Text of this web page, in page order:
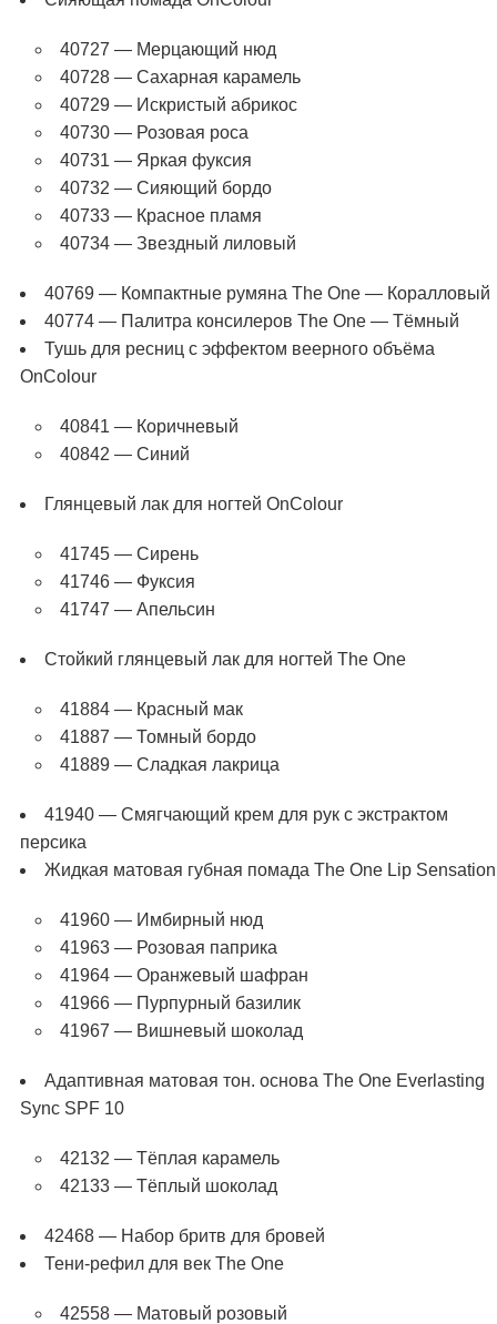
40727 — Мерцающий нюд
40728 — Сахарная карамель
40729 — Искристый абрикос
40730 — Розовая роса
40731 — Яркая фуксия
40732 — Сияющий бордо
40733 — Красное пламя
40734 — Звездный лиловый
40769 — Компактные румяна The One — Коралловый
40774 — Палитра консилеров The One — Тёмный
Тушь для ресниц с эффектом веерного объёма
OnColour
40841 — Коричневый
40842 — Синий
Глянцевый лак для ногтей OnColour
41745 — Сирень
41746 — Фуксия
41747 — Апельсин
Стойкий глянцевый лак для ногтей The One
41884 — Красный мак
41887 — Томный бордо
41889 — Сладкая лакрица
41940 — Смягчающий крем для рук с экстрактом
персика
Жидкая матовая губная помада The One Lip Sensation
41960 — Имбирный нюд
41963 — Розовая паприка
41964 — Оранжевый шафран
41966 — Пурпурный базилик
41967 — Вишневый шоколад
Адаптивная матовая тон. основа The One Everlasting
Sync SPF 10
42132 — Тёплая карамель
42133 — Тёплый шоколад
42468 — Набор бритв для бровей
Тени-рефил для век The One
42558 — Матовый розовый